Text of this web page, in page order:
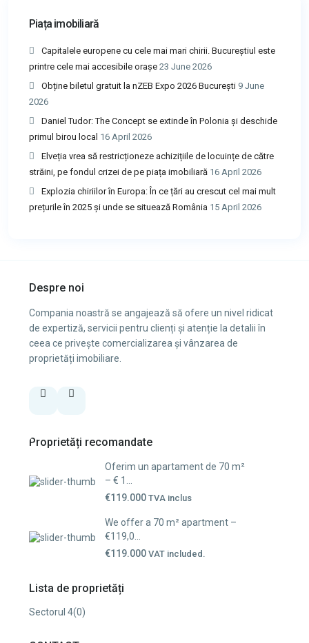
Piața imobiliară
Capitalele europene cu cele mai mari chirii. Bucureștiul este
printre cele mai accesibile orașe 23 June 2026
Obține biletul gratuit la nZEB Expo 2026 București 9 June
2026
Daniel Tudor: The Concept se extinde în Polonia și deschide
primul birou local 16 April 2026
Elveția vrea să restricționeze achizițiile de locuințe de către
străini, pe fondul crizei de pe piața imobiliară 16 April 2026
Explozia chiriilor în Europa: În ce țări au crescut cel mai mult
prețurile în 2025 și unde se situează România 15 April 2026
Despre noi
Compania noastră se angajează să ofere un nivel ridicat
de expertiză, servicii pentru clienți și atenție la detalii în
ceea ce privește comercializarea și vânzarea de
proprietăți imobiliare.
Proprietăți recomandate
Oferim un apartament de 70 m²
– € 1...
€119.000 TVA inclus
We offer a 70 m² apartment –
€119,0...
€119.000 VAT included.
Lista de proprietăți
Sectorul 4(0)